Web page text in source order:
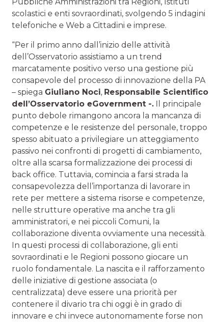
scolastici e enti sovraordinati, svolgendo 5 indagini
telefoniche e Web a Cittadini e imprese.
“Per il primo anno dall’inizio delle attività
dell’Osservatorio assistiamo a un trend
marcatamente positivo verso una gestione più
consapevole del processo di innovazione della PA
– spiega Giuliano Noci, Responsabile Scientifico
dell’Osservatorio eGovernment -. Il principale
punto debole rimangono ancora la mancanza di
competenze e le resistenze del personale, troppo
spesso abituato a privilegiare un atteggiamento
passivo nei confronti di progetti di cambiamento,
oltre alla scarsa formalizzazione dei processi di
back office. Tuttavia, comincia a farsi strada la
consapevolezza dell’importanza di lavorare in
rete per mettere a sistema risorse e competenze,
nelle strutture operative ma anche tra gli
amministratori, e nei piccoli Comuni, la
collaborazione diventa ovviamente una necessità.
In questi processi di collaborazione, gli enti
sovraordinati e le Regioni possono giocare un
ruolo fondamentale. La nascita e il rafforzamento
delle iniziative di gestione associata (o
centralizzata) deve essere una priorità per
contenere il divario tra chi oggi è in grado di
innovare e chi invece autonomamente forse non